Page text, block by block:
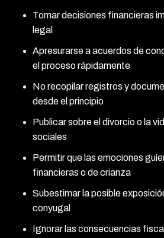
Tomar decisiones financieras
legal
Apresurarse a acuerdos de
el proceso rápidamente
No recopilar registros y
desde el principio
Publicar sobre el divorcio o la
sociales
Permitir que las emociones
financieras o de crianza
Subestimar la posible
conyugal
Ignorar las consecuencias